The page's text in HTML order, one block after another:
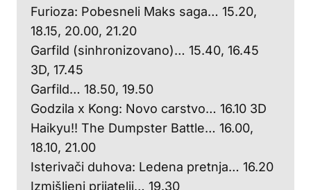
Furioza: Pobesneli Maks saga… 15.20,
18.15, 20.00, 21.20
Garfild (sinhronizovano)… 15.40, 16.45
3D, 17.45
Garfild… 18.50, 19.50
Godzila x Kong: Novo carstvo… 16.10 3D
Haikyu!! The Dumpster Battle… 16.00,
18.10, 21.00
Isterivači duhova: Ledena pretnja… 16.20
Izmišljeni prijatelji… 19.30